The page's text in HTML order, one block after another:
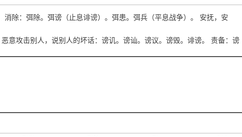
消除：弭除。弭谤（止息诽谤）。弭患。弭兵（平息战争）。 安抚，安
恶意攻击别人，说别人的坏话：谤讥。谤讪。谤议。谤毁。诽谤。 责备：谤